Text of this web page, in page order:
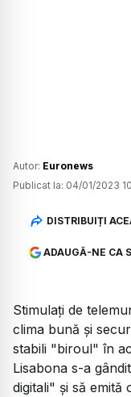
Autor: Euronews
Publicat la: 04/01/2023
DISTRIBUIȚI
ADAUGĂ-NE CA
Stimulaţi de
clima bună şi
stabili "biroul" în
Lisabona s-a
digitali" şi să emită